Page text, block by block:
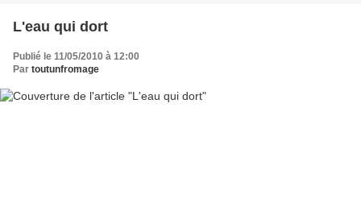
L'eau qui dort
Publié le 11/05/2010 à 12:00
Par toutunfromage